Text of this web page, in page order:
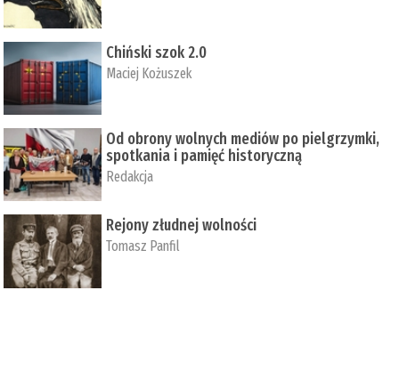
Chiński szok 2.0
Maciej Kożuszek
Od obrony wolnych mediów po pielgrzymki,
spotkania i pamięć historyczną
Redakcja
Rejony złudnej wolności
Tomasz Panfil